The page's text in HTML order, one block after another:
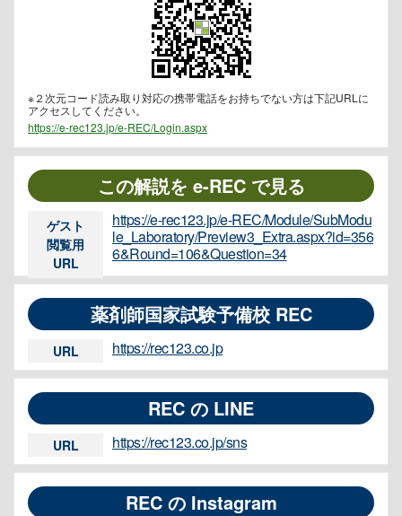
※２次元コード読み取り対応の携帯電話をお持ちでない方は下記URLに
アクセスしてください。
https://e-rec123.jp/e-REC/Login.aspx
この解説を e-REC で見る
ゲスト
閲覧用
URL
https://e-rec123.jp/e-REC/Module/SubModu
le_Laboratory/Preview3_Extra.aspx?id=356
6&Round=106&Question=34
薬剤師国家試験予備校 REC
URL https://rec123.co.jp
REC の LINE
URL https://rec123.co.jp/sns
REC の Instagram